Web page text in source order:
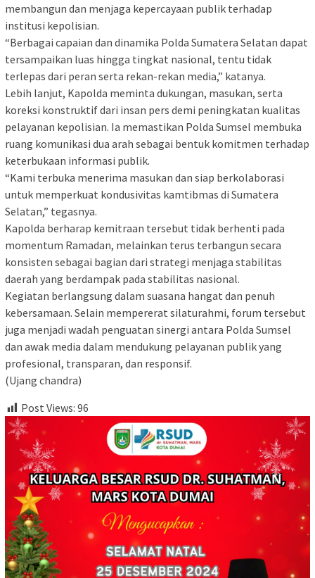
membangun dan menjaga kepercayaan publik terhadap
institusi kepolisian.
“Berbagai capaian dan dinamika Polda Sumatera Selatan dapat
tersampaikan luas hingga tingkat nasional, tentu tidak
terlepas dari peran serta rekan-rekan media,” katanya.
Lebih lanjut, Kapolda meminta dukungan, masukan, serta
koreksi konstruktif dari insan pers demi peningkatan kualitas
pelayanan kepolisian. Ia memastikan Polda Sumsel membuka
ruang komunikasi dua arah sebagai bentuk komitmen terhadap
keterbukaan informasi publik.
“Kami terbuka menerima masukan dan siap berkolaborasi
untuk memperkuat kondusivitas kamtibmas di Sumatera
Selatan,” tegasnya.
Kapolda berharap kemitraan tersebut tidak berhenti pada
momentum Ramadan, melainkan terus terbangun secara
konsisten sebagai bagian dari strategi menjaga stabilitas
daerah yang berdampak pada stabilitas nasional.
Kegiatan berlangsung dalam suasana hangat dan penuh
kebersamaan. Selain mempererat silaturahmi, forum tersebut
juga menjadi wadah penguatan sinergi antara Polda Sumsel
dan awak media dalam mendukung pelayanan publik yang
profesional, transparan, dan responsif.
(Ujang chandra)
Post Views: 96